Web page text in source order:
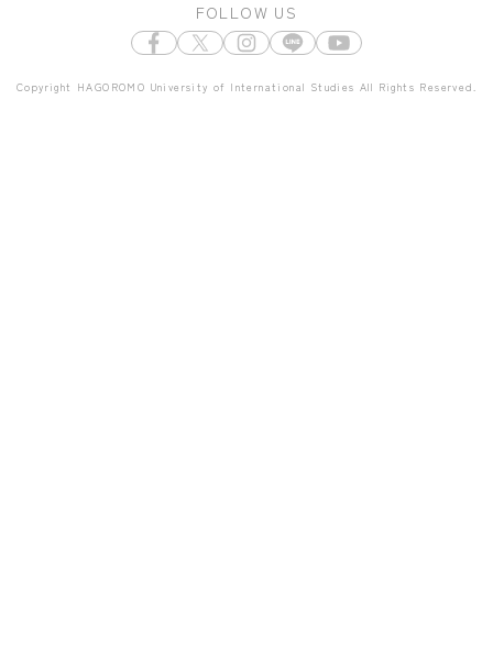
FOLLOW US
Copyright HAGOROMO University of International Studies All Rights Reserved.